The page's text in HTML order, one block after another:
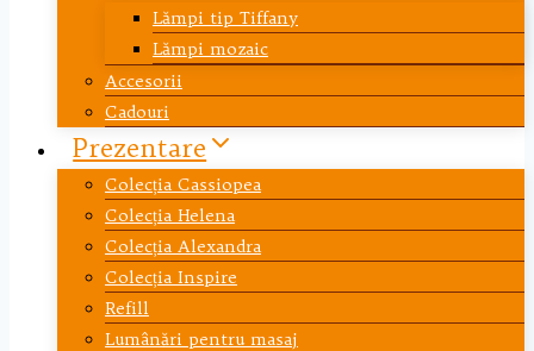
Lămpi tip Tiffany
Lămpi mozaic
Accesorii
Cadouri
Prezentare
Colecția Cassiopea
Colecția Helena
Colecția Alexandra
Colecția Inspire
Refill
Lumânări pentru masaj